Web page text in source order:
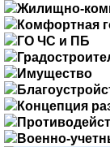
Жилищно-
Комфортная
ГО ЧС и ПБ
Имущество
Концепция
Военно-